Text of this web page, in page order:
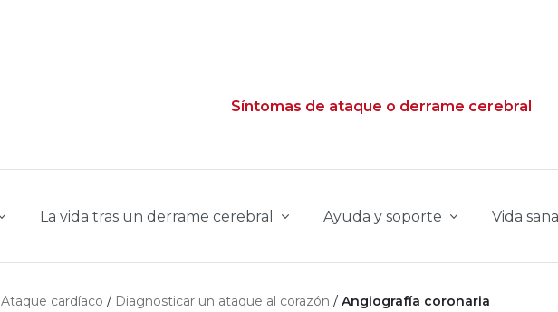
Síntomas de ataque o derrame cerebral
La vida tras un derrame cerebral Ayuda y soporte Vida sana
Ataque cardíaco Diagnosticar un ataque al corazón Angiografía coronaria